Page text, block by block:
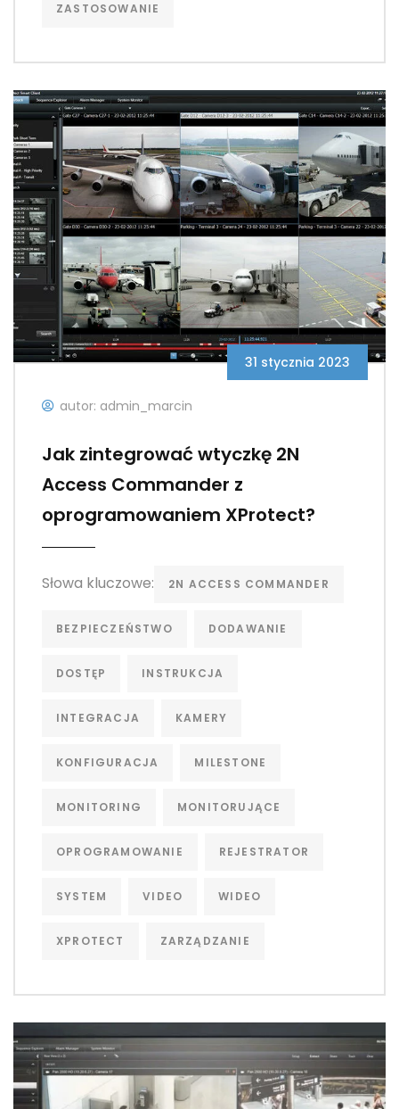
ZASTOSOWANIE
31 stycznia 2023
autor: admin_marcin
Jak zintegrować wtyczkę 2N
Access Commander z
oprogramowaniem XProtect?
Słowa kluczowe: 2N ACCESS COMMANDER
BEZPIECZEŃSTWO DODAWANIE
DOSTĘP INSTRUKCJA
INTEGRACJA KAMERY
KONFIGURACJA MILESTONE
MONITORING MONITORUJĄCE
OPROGRAMOWANIE REJESTRATOR
SYSTEM VIDEO WIDEO
XPROTECT ZARZĄDZANIE